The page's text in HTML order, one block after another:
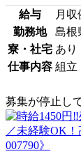
給与 月収
勤務地
島根
寮・社宅 あり
仕事内容 組立
募集が停止し